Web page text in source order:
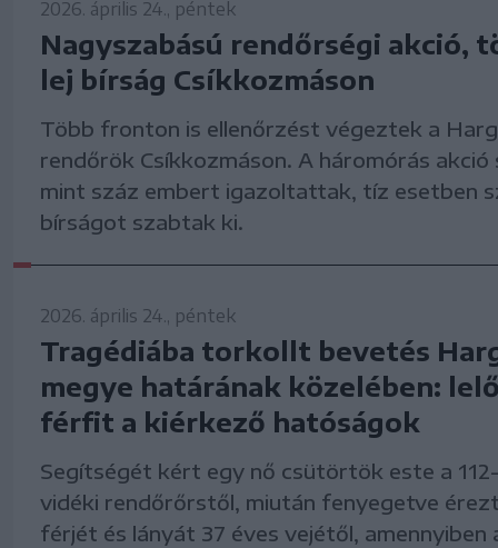
2026. április 24., péntek
Nagyszabású rendőrségi akció,
lej bírság Csíkkozmáson
Több fronton is ellenőrzést végeztek a
rendőrök Csíkkozmáson. A háromórás
mint száz embert igazoltattak, tíz esetben
bírságot szabtak ki.
2026. április 24., péntek
Tragédiába torkollt bevetés
megye határának közelében:
férfit a kiérkező hatóságok
Segítségét kért egy nő csütörtök este a
vidéki rendőrőrstől, miután fenyegetve
férjét és lányát 37 éves vejétől, amennyiben